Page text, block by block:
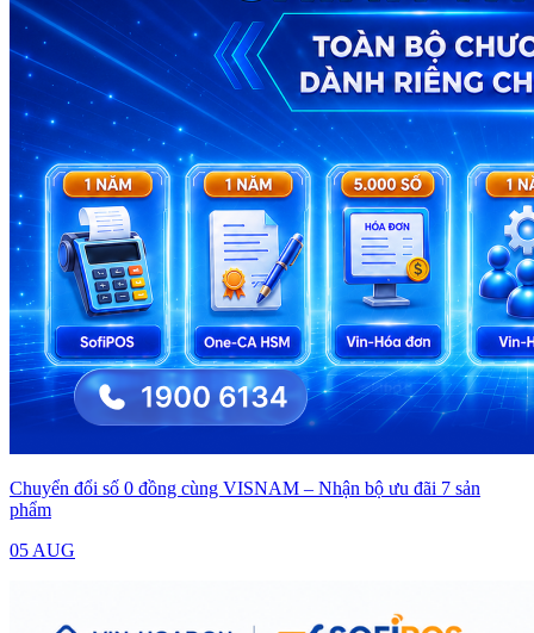
Chuyển đổi số 0 đồng cùng VISNAM – Nhận bộ ưu đãi 7 sản
phẩm
05 AUG